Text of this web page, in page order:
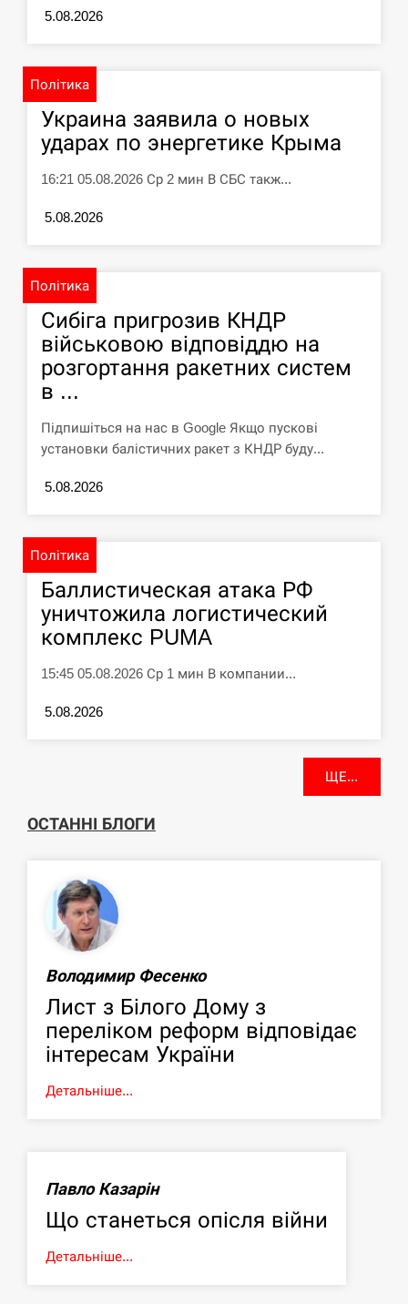
У зоопарку Токіо через спеку загинули
СЕРПЕНЬ
11:23
Россияне ударили “Бардеролями” по
Харькову, есть пострадавшие
ЩЕ...
5.08.2026
Політика
Украина заявила о новых
ударах по энергетике Крыма
16:21 05.08.2026 Ср 2 мин В СБС такж...
5.08.2026
Політика
Сибіга пригрозив КНДР
військовою відповіддю на
розгортання ракетних систем
в ...
Підпишіться на нас в Google Якщо пускові
установки балістичних ракет з КНДР буду...
5.08.2026
Політика
Баллистическая атака РФ
уничтожила логистический
комплекс PUMA
15:45 05.08.2026 Ср 1 мин В компании...
5.08.2026
ЩЕ...
ОСТАННІ БЛОГИ
Володимир Фесенко
Лист з Білого Дому з
переліком реформ відповідає
інтересам України
Детальніше...
Павло Казарін
Що станеться опісля війни
Детальніше...